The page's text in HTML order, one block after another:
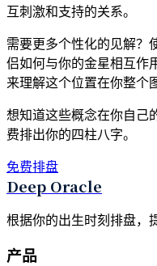
互刺激和支持的关系。
需要更多个性化的见解？
侣如何与你的金星相互作
来理解这个位置在你整个
想知道这些概念在你自己
费排出你的四柱八字。
免费排盘
Deep Oracle
根据你的出生时刻排盘，
产品